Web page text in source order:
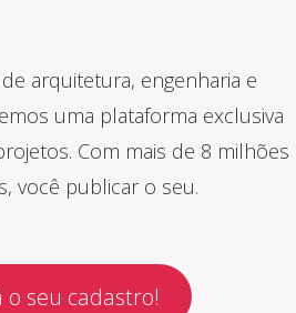
arquitetura, engenharia e
uma plataforma exclusiva
Com mais de 8 milhões
você publicar o seu.
o seu cadastro!